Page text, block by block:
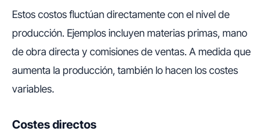
Estos costos fluctúan directamente con el nivel de
producción. Ejemplos incluyen materias primas, mano
de obra directa y comisiones de ventas. A medida que
aumenta la producción, también lo hacen los costes
variables.
Costes directos